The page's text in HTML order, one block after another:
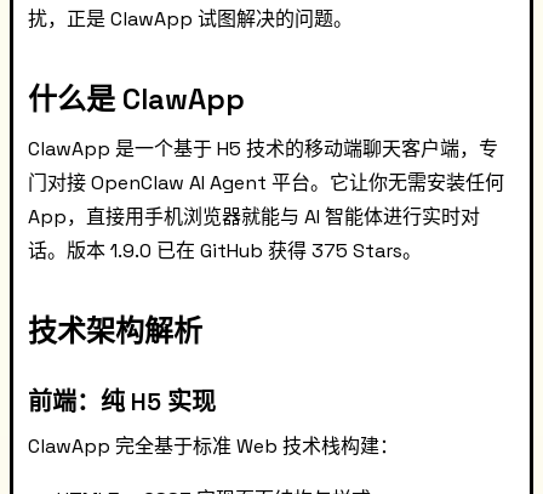
扰，正是 ClawApp 试图解决的问题。
什么是 ClawApp
ClawApp 是一个基于 H5 技术的移动端聊天客户端，专
门对接 OpenClaw AI Agent 平台。它让你无需安装任何
App，直接用手机浏览器就能与 AI 智能体进行实时对
话。版本 1.9.0 已在 GitHub 获得 375 Stars。
技术架构解析
前端：纯 H5 实现
ClawApp 完全基于标准 Web 技术栈构建：